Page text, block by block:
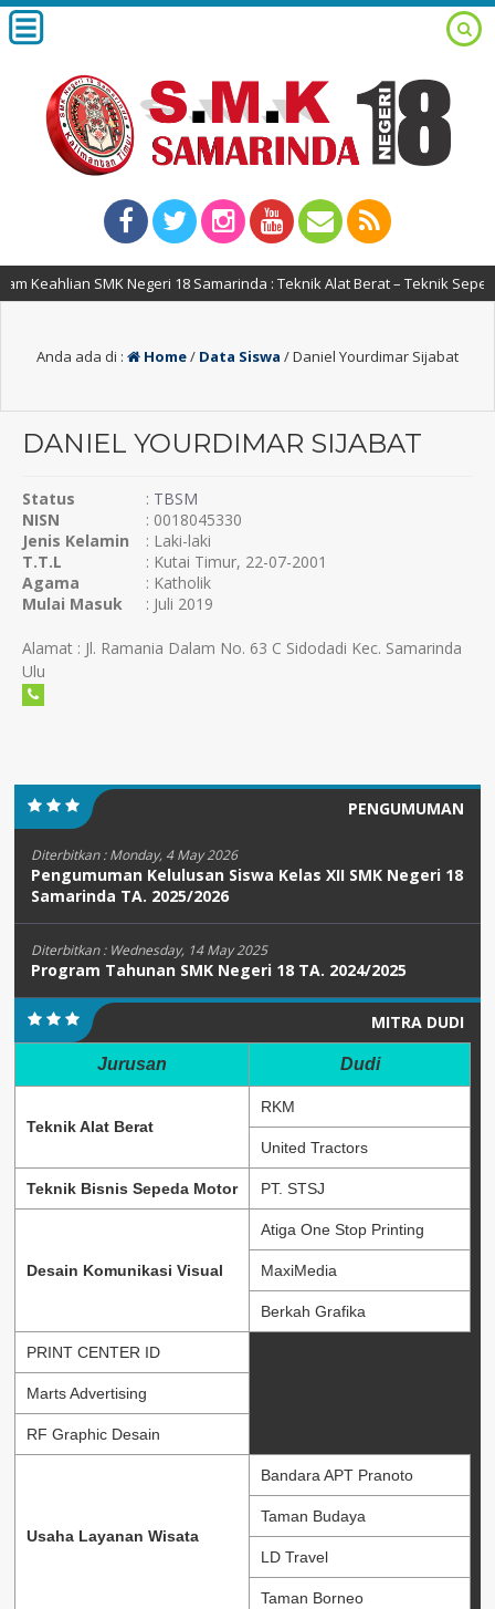
SMK Negeri 18 Samarinda : Teknik Alat Berat – Teknik
Anda ada di : Home/ Data Siswa /Daniel Yourdimar Sijabat
DANIEL YOURDIMAR SIJABAT
Status : TBSM
NISN
: 0018045330
Jenis Kelamin
: Laki-laki
T.T.L
: Kutai Timur, 22-07-2001
Agama
: Katholik
Mulai Masuk
: Juli 2019
Alamat : Jl. Ramania Dalam No. 63 C Sidodadi Kec. Samarinda
Ulu
PENGUMUMAN
Diterbitkan :Monday, 4 May 2026
Pengumuman Kelulusan Siswa Kelas XII SMK Negeri 18
Samarinda TA. 2025/2026
Diterbitkan : Wednesday, 14 May 2025
Program Tahunan SMK Negeri 18 TA. 2024/2025
MITRA DUDI
Jurusan Dudi
Teknik Alat Berat
RKM
United Tractors
Teknik Bisnis Sepeda Motor PT. STSJ
Desain Komunikasi Visual
Atiga One Stop Printing
MaxiMedia
Berkah Grafika
PRINT CENTER ID
Marts Advertising
RF Graphic Desain
Usaha Layanan Wisata
Bandara APT Pranoto
Taman Budaya
LD Travel
Taman Borneo